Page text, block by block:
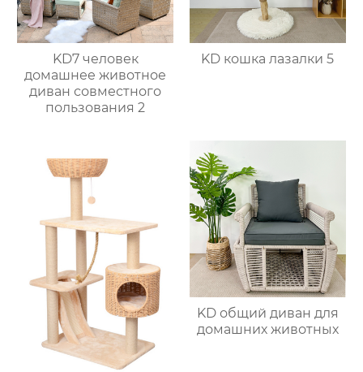
KD7 человек
домашнее животное
диван совместного
пользования 2
KD кошка лазалки 5
KD общий диван для
домашних животных